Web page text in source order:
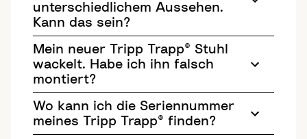
unterschiedlichem Aussehen.
Kann das sein?
Mein neuer Tripp Trapp® Stuhl
wackelt. Habe ich ihn falsch
montiert?
Wo kann ich die Seriennummer
meines Tripp Trapp® finden?